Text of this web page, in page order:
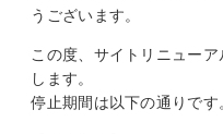
うございます。
この度、サイトリニュー
します。
停止期間は以下の通りです